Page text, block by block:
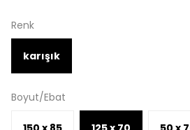
Renk
karışık
Boyut/Ebat